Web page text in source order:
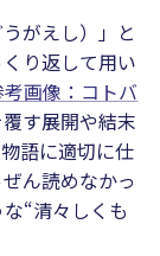
がえし）」と
り返して用い
考画像：コトバ
す展開や結末
語に適切に仕
ん読めなかっ
“清々しくも